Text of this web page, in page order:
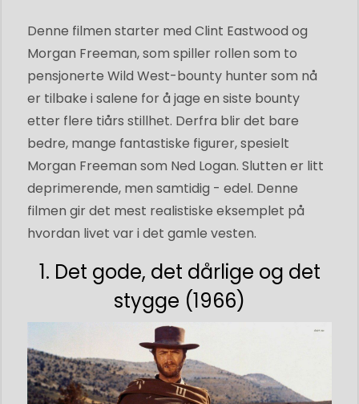
Denne filmen starter med Clint Eastwood og
Morgan Freeman, som spiller rollen som to
pensjonerte Wild West-bounty hunter som nå
er tilbake i salene for å jage en siste bounty
etter flere tiårs stillhet. Derfra blir det bare
bedre, mange fantastiske figurer, spesielt
Morgan Freeman som Ned Logan. Slutten er litt
deprimerende, men samtidig - edel. Denne
filmen gir det mest realistiske eksemplet på
hvordan livet var i det gamle vesten.
1. Det gode, det dårlige og det
stygge (1966)